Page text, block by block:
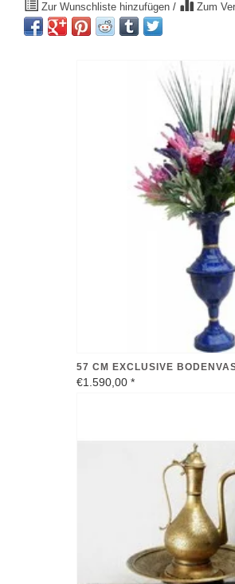
Zur Wunschliste hinzufügen / Zum
57 CM EXCLUSIVE
€1.590,00 *